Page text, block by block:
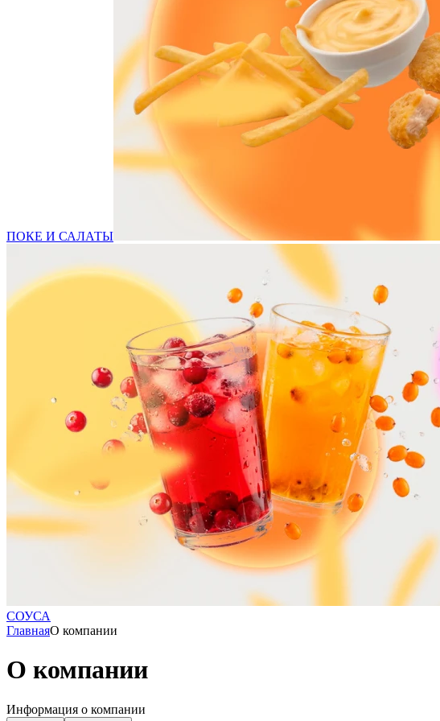
ПОКЕ И САЛАТЫ
СОУСА
ГлавнаяО компании
О компании
Информация о компании